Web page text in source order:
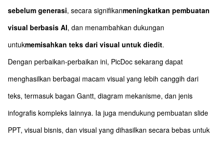
sebelum generasi, secara signifikanmeningkatkan pembuatan
visual berbasis AI, dan menambahkan dukungan
untukmemisahkan teks dari visual untuk diedit.
Dengan perbaikan-perbaikan ini, PicDoc sekarang dapat
menghasilkan berbagai macam visual yang lebih canggih dari
teks, termasuk bagan Gantt, diagram mekanisme, dan jenis
infografis kompleks lainnya. Ia juga mendukung pembuatan slide
PPT, visual bisnis, dan visual yang dihasilkan secara bebas untuk